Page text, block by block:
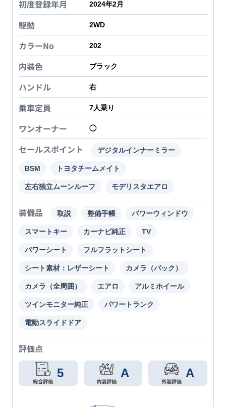
初度登録年月 2024年2月
駆動 2WD
カラーNo 202
内装色 ブラック
ハンドル 右
乗車定員 7人乗り
ワンオーナー ◯
セールスポイント デジタルインナーミラー
BSM トヨタチームメイト
左右独立ムーンルーフ モデリスタエアロ
装備品 取説 整備手帳 パワーウィンドウ
スマートキー カーナビ純正 TV
パワーシート フルフラットシート
シート素材：レザーシート カメラ（バック）
カメラ（全周囲） エアロ アルミホイール
ツインモニター純正 パワートランク
電動スライドドア
評価点
5 A A